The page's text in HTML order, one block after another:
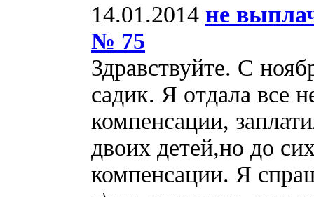
14.01.2014 не
№ 75
Здравствуйте. С
садик. Я отдала все
компенсации,
двоих детей,но до
компенсации. Я